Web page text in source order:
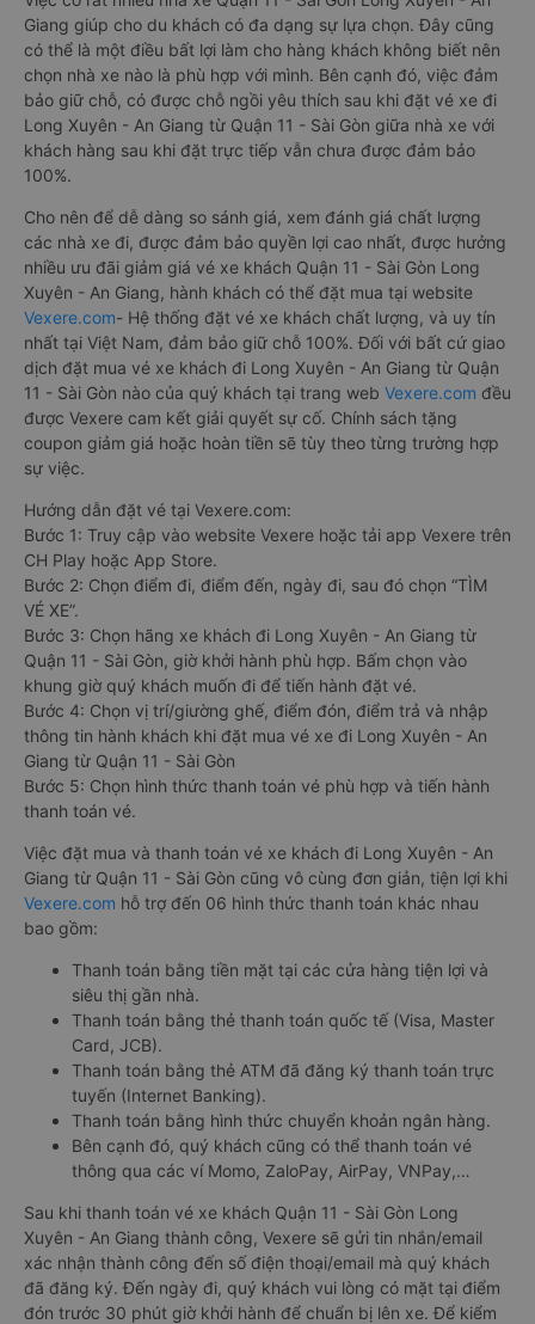
Giang giúp cho du khách có đa dạng sự lựa chọn. Đây cũng
có thể là một điều bất lợi làm cho hàng khách không biết nên
chọn nhà xe nào là phù hợp với mình. Bên cạnh đó, việc đảm
bảo giữ chỗ, có được chỗ ngồi yêu thích sau khi đặt vé xe đi
Long Xuyên - An Giang từ Quận 11 - Sài Gòn giữa nhà xe với
khách hàng sau khi đặt trực tiếp vẫn chưa được đảm bảo
100%.
Cho nên để dễ dàng so sánh giá, xem đánh giá chất lượng
các nhà xe đi, được đảm bảo quyền lợi cao nhất, được hưởng
nhiều ưu đãi giảm giá vé xe khách Quận 11 - Sài Gòn Long
Xuyên - An Giang, hành khách có thể đặt mua tại website
Vexere.com- Hệ thống đặt vé xe khách chất lượng, và uy tín
nhất tại Việt Nam, đảm bảo giữ chỗ 100%. Đối với bất cứ giao
dịch đặt mua vé xe khách đi Long Xuyên - An Giang từ Quận
11 - Sài Gòn nào của quý khách tại trang web Vexere.com đều
được Vexere cam kết giải quyết sự cố. Chính sách tặng
coupon giảm giá hoặc hoàn tiền sẽ tùy theo từng trường hợp
sự việc.
Hướng dẫn đặt vé tại Vexere.com:
Bước 1: Truy cập vào website Vexere hoặc tải app Vexere trên
CH Play hoặc App Store.
Bước 2: Chọn điểm đi, điểm đến, ngày đi, sau đó chọn “TÌM
VÉ XE”.
Bước 3: Chọn hãng xe khách đi Long Xuyên - An Giang từ
Quận 11 - Sài Gòn, giờ khởi hành phù hợp. Bấm chọn vào
khung giờ quý khách muốn đi để tiến hành đặt vé.
Bước 4: Chọn vị trí/giường ghế, điểm đón, điểm trả và nhập
thông tin hành khách khi đặt mua vé xe đi Long Xuyên - An
Giang từ Quận 11 - Sài Gòn
Bước 5: Chọn hình thức thanh toán vé phù hợp và tiến hành
thanh toán vé.
Việc đặt mua và thanh toán vé xe khách đi Long Xuyên - An
Giang từ Quận 11 - Sài Gòn cũng vô cùng đơn giản, tiện lợi khi
Vexere.com hỗ trợ đến 06 hình thức thanh toán khác nhau
bao gồm:
Thanh toán bằng tiền mặt tại các cửa hàng tiện lợi và
siêu thị gần nhà.
Thanh toán bằng thẻ thanh toán quốc tế (Visa, Master
Card, JCB).
Thanh toán bằng thẻ ATM đã đăng ký thanh toán trực
tuyến (Internet Banking).
Thanh toán bằng hình thức chuyển khoản ngân hàng.
Bên cạnh đó, quý khách cũng có thể thanh toán vé
thông qua các ví Momo, ZaloPay, AirPay, VNPay,…
Sau khi thanh toán vé xe khách Quận 11 - Sài Gòn Long
Xuyên - An Giang thành công, Vexere sẽ gửi tin nhắn/email
xác nhận thành công đến số điện thoại/email mà quý khách
đã đăng ký. Đến ngày đi, quý khách vui lòng có mặt tại điểm
đón trước 30 phút giờ khởi hành để chuẩn bị lên xe. Để kiểm